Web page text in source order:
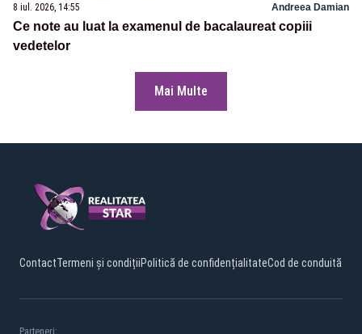
8 iul. 2026, 14:55 Andreea Damian
Ce note au luat la examenul de bacalaureat copiii
vedetelor
Mai Multe
ContactTermeni și condițiiPolitică de confidențialitateCod de conduită
Parteneri: